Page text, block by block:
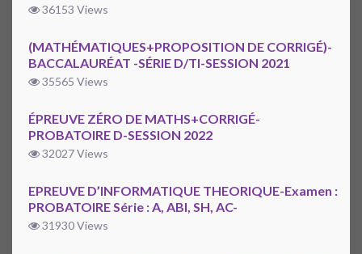
36153 Views
(MATHÉMATIQUES+PROPOSITION DE CORRIGÉ)-
BACCALAURÉAT -SÉRIE D/TI-SESSION 2021
35565 Views
ÉPREUVE ZÉRO DE MATHS+CORRIGÉ-
PROBATOIRE D-SESSION 2022
32027 Views
EPREUVE D’INFORMATIQUE THEORIQUE-Examen :
PROBATOIRE Série : A, ABI, SH, AC-
31930 Views